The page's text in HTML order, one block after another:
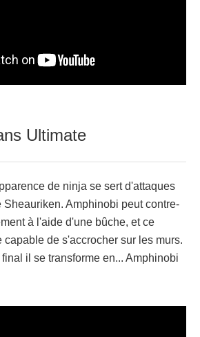
Ultimate
de ninja se sert d'attaques
Sheauriken. Amphinobi peut contre-
à l'aide d'une bûche, et ce
capable de s'accrocher sur les murs.
il se transforme en... Amphinobi